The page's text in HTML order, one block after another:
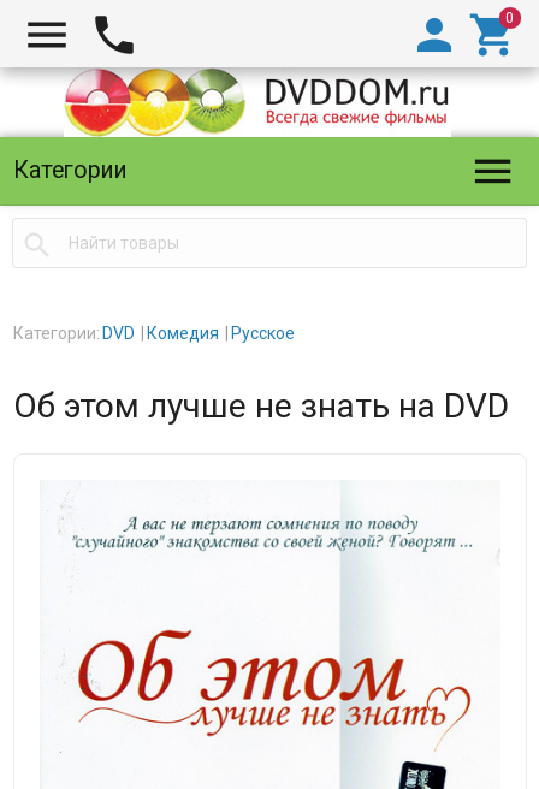
  

Категории 

Категории: DVD Комедия Русское
Об этом лучше не знать на DVD